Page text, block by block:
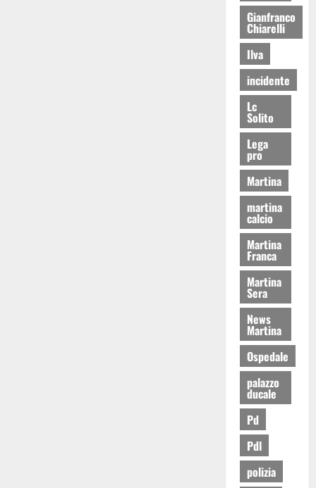
Gianfranco
Chiarelli
Ilva
incidente
Lc
Solito
Lega
pro
Martina
martina
calcio
Martina
Franca
Martina
Sera
News
Martina
Ospedale
palazzo
ducale
Pd
Pdl
polizia